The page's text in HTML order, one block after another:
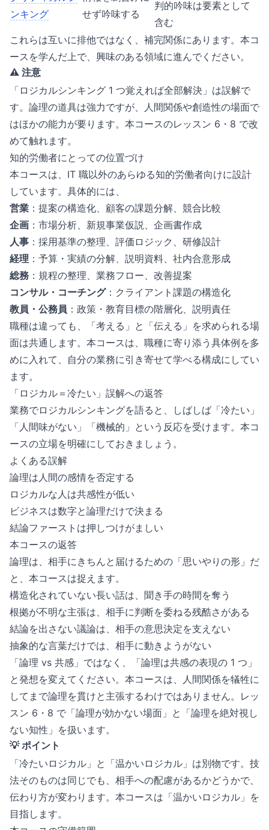
ンキング
せず吟味する
判的吟味は要素として
含む
これらは互いに排他ではなく、補完関係にあります。本コ
ースを学んだ上で、興味のある領域に進んでください。
⚠️ 注意
「ロジカルシンキング 1 つ覚えれば全部解決」は誤解で
す。論理の道具は強力ですが、人間関係や創造性の場面で
はほかの能力が要ります。本コースのレッスン 6・8 で改
めて触れます。
知的労働者にとっての位置づけ
本コースは、IT 職以外のあらゆる知的労働者向けに設計
しています。具体的には、
営業 ：提案の構造化、顧客の課題分解、競合比較
企画 ：市場分析、新規事業仮説、企画書作成
人事 ：採用基準の整理、評価ロジック、研修設計
経理 ：予算・実績の分解、説明資料、社内合意形成
総務 ：規程の整理、業務フロー、改善提案
コンサル・コーチング：クライアント課題の構造化
教員・公務員 ：政策・教育目標の階層化、説明責任
職種は違っても、「考える」と「伝える」を求められる場
面は共通します。本コースは、職種に寄り添う具体例を多
めに入れて、自分の業務に引き寄せて学べる構成にしてい
ます。
「ロジカル＝冷たい」誤解への返答
業務でロジカルシンキングを語ると、しばしば「冷たい」
「人間味がない」「機械的」という反応を受けます。本コ
ースの立場を明確にしておきましょう。
よくある誤解
論理は人間の感情を否定する
ロジカルな人は共感性が低い
ビジネスは数字と論理だけで決まる
結論ファーストは押しつけがましい
本コースの返答
論理は、相手にきちんと届けるための「思いやりの形」だ
と、本コースは捉えます。
構造化されていない長い話は、聞き手の時間を奪う
根拠が不明な主張は、相手に判断を委ねる残酷さがある
結論を出さない議論は、相手の意思決定を支えない
抽象的な言葉だけでは、相手に動きようがない
「論理 vs 共感」ではなく、「論理は共感の表現の 1 つ」
と発想を変えてください。本コースは、人間関係を犠牲に
してまで論理を貫けと主張するわけではありません。レッ
スン 6・8 で「論理が効かない場面」と「論理を絶対視し
ない知性」を扱います。
💡 ポイント
「冷たいロジカル」と「温かいロジカル」は別物です。技
法そのものは同じでも、相手への配慮があるかどうかで、
伝わり方が変わります。本コースは「温かいロジカル」を
目指します。